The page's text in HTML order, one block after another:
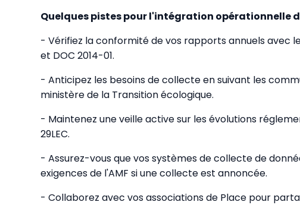
Quelques pistes pour l'intégration opérationnelle
- Vérifiez la conformité de vos rapports annuels avec
et DOC 2014-01.
- Anticipez les besoins de collecte en suivant les
ministère de la Transition écologique.
- Maintenez une veille active sur les évolutions
29LEC.
- Assurez-vous que vos systèmes de collecte de
exigences de l'AMF si une collecte est annoncée.
- Collaborez avec vos associations de Place pour